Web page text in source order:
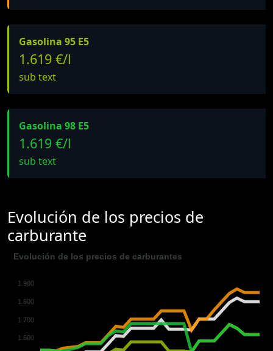
Gasolina 95 E5
1.619 €/l
sub text
Gasolina 98 E5
1.619 €/l
sub text
Evolución de los precios de
carburante
Evolución de los precios de carburantes
1.900
1.800
1.700
1.600